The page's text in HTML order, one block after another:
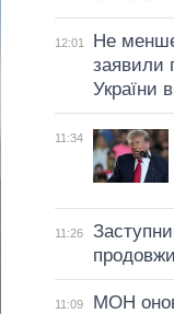
12:01
Не
заявили
України
11:34
11:26
11:09
МОН